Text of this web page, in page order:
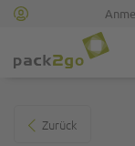
Zurück